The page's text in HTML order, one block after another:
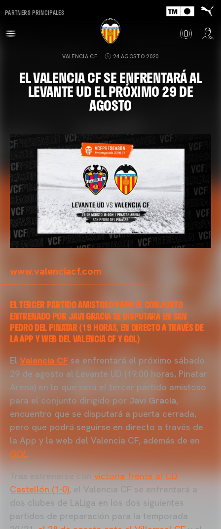
PARTNERS PRINCIPALES
VALENCIA CF 24 AGOSTO 2020
EL VALENCIA CF SE ENFRENTARÁ AL
LEVANTE UD EL PRÓXIMO 29 DE
AGOSTO
www.valenciacf.com
EL TERCER PARTIDO AMISTOSO PARA EL CONJUNTO
ENTRENADO POR JAVI GRACIA SE DISPUTARÁ EN SAN
PEDRO DEL PINATAR (19 HORAS, EN DIRECTO A TRAVÉS DE
LA APP Y WEB DEL VALENCIA CF Y GOL)
El Valencia CF se enfrentará el próximo sábado
29 de agosto al Levante UD (19.00 horas, Pinatar
Arena) en lo que será el tercer partido amistoso
para el conjunto dirigido por Javi Gracia,
encuentro que se disputará a puerta cerrada,
pero que podrá seguirse en directo a través de
la App y la web del Valencia CF, además de en
GOL.
Tras estrenarse con victoria frente al CD
Castellón (1-0), el Valencia CF se enfrentará a
dos clubes de LaLiga en los dos siguientes
partidos de preparación para la temporada